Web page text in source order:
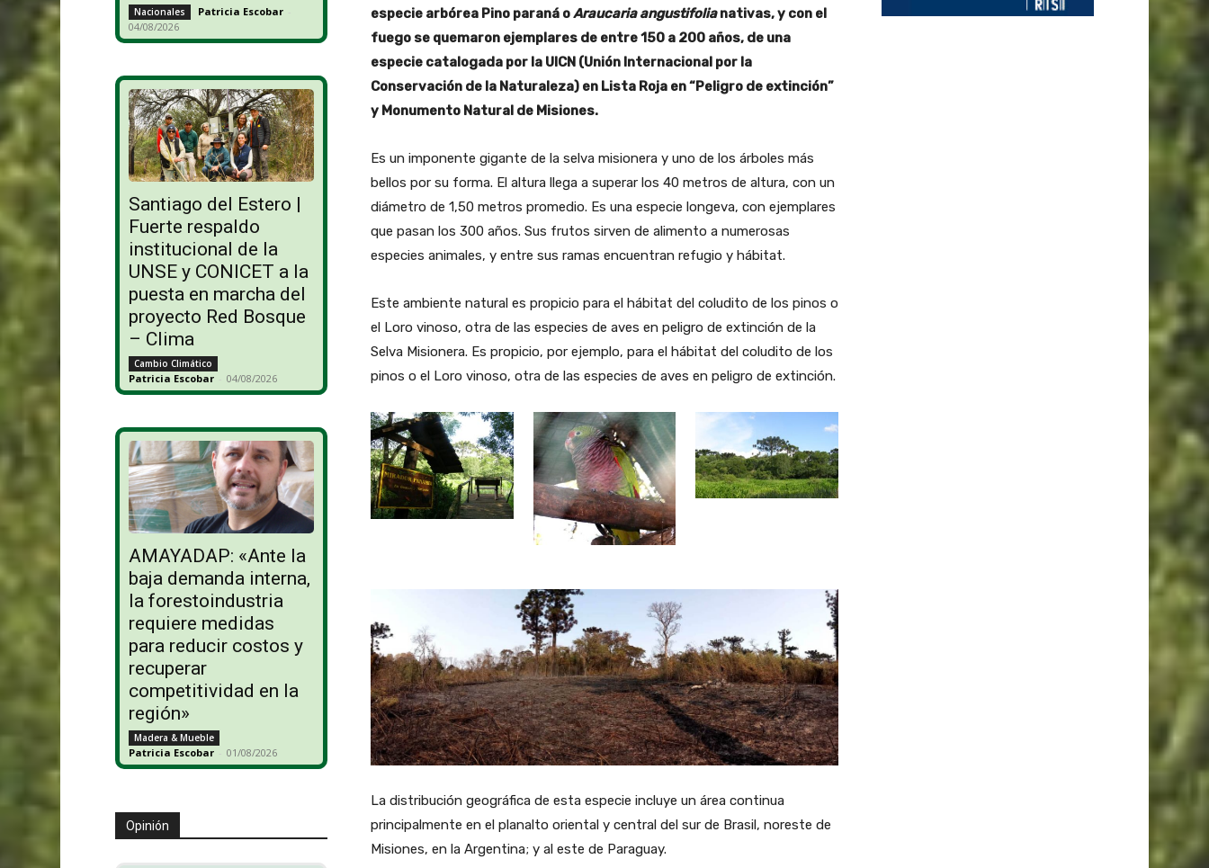
Nacionales Patricia Escobar -
04/08/2026
Santiago del Estero |
Fuerte respaldo
institucional de la
UNSE y CONICET a la
puesta en marcha del
proyecto Red Bosque
– Clima
Cambio Climático
Patricia Escobar - 04/08/2026
AMAYADAP: «Ante la
baja demanda interna,
la forestoindustria
requiere medidas
para reducir costos y
recuperar
competitividad en la
región»
Madera & Mueble
Patricia Escobar - 01/08/2026
Opinión
especie arbórea Pino paraná oAraucaria angustifolianativas, y con el
fuego se quemaron ejemplares de entre 150 a 200 años, de una
especie catalogada por la UICN (Unión Internacional por la
Conservación de la Naturaleza) en Lista Roja en “Peligro de extinción”
y Monumento Natural de Misiones.
Es un imponente gigante de la selva misionera y uno de los árboles más
bellos por su forma. El altura llega a superar los 40 metros de altura, con un
diámetro de 1,50 metros promedio. Es una especie longeva, con ejemplares
que pasan los 300 años. Sus frutos sirven de alimento a numerosas
especies animales, y entre sus ramas encuentran refugio y hábitat.
Este ambiente natural es propicio para el hábitat del coludito de los pinos o
el Loro vinoso, otra de las especies de aves en peligro de extinción de la
Selva Misionera. Es propicio, por ejemplo, para el hábitat del coludito de los
pinos o el Loro vinoso, otra de las especies de aves en peligro de extinción.
La distribución geográfica de esta especie incluye un área continua
principalmente en el planalto oriental y central del sur de Brasil, noreste de
Misiones, en la Argentina; y al este de Paraguay.